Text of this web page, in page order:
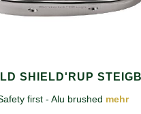
SHIELD'RUP
first - Alu brushed mehr